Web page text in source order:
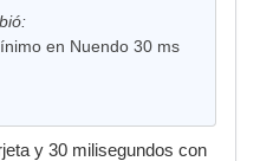
en Nuendo 30 ms
y 30 milisegundos con